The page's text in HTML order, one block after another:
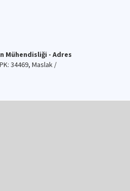
Mühendisliği - Adres
34469, Maslak /